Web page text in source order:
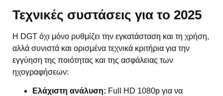
Τεχνικές συστάσεις για το 2025
Η DGT όχι μόνο ρυθμίζει την εγκατάσταση και τη χρήση,
αλλά συνιστά και ορισμένα τεχνικά κριτήρια για την
εγγύηση της ποιότητας και της ασφάλειας των
ηχογραφήσεων:
Ελάχιστη ανάλυση: Full HD 1080p για να